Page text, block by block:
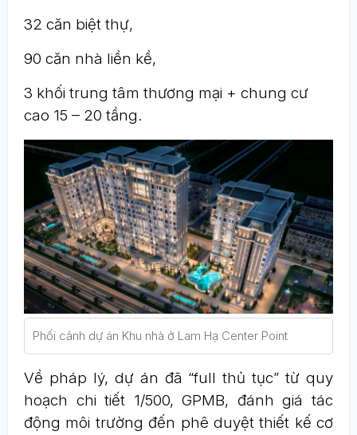
32 căn biệt thự,
90 căn nhà liền kề,
3 khối trung tâm thương mại + chung cư
cao 15 – 20 tầng.
Phối cảnh dự án Khu nhà ở Lam Hạ Center Point
Về pháp lý, dự án đã “full thủ tục” từ quy
hoạch chi tiết 1/500, GPMB, đánh giá tác
động môi trường đến phê duyệt thiết kế cơ